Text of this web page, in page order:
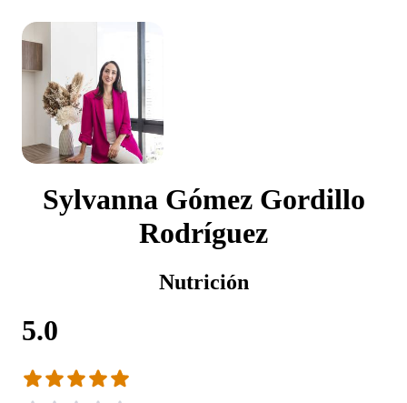
Sylvanna Gómez Gordillo
Rodríguez
Nutrición
5.0